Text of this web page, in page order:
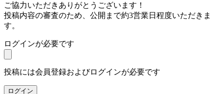
ご協力いただきありがとうございます！
投稿内容の審査のため、公開まで約3営業日程度いただきま
す。
ログインが必要です
投稿には会員登録およびログインが必要です
ログイン